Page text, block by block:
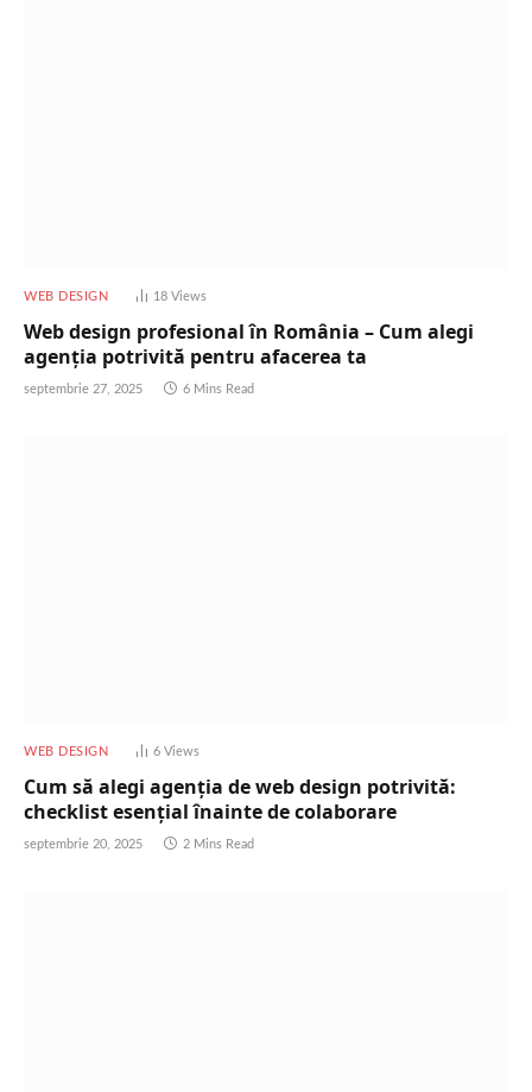
WEB DESIGN 18 Views
Web design profesional în România – Cum alegi
agenția potrivită pentru afacerea ta
septembrie 27, 2025 6 Mins Read
WEB DESIGN 6 Views
Cum să alegi agenția de web design potrivită:
checklist esențial înainte de colaborare
septembrie 20, 2025 2 Mins Read